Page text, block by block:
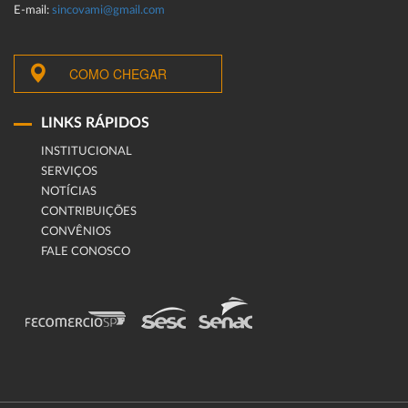
E-mail: sincovami@gmail.com
COMO CHEGAR
LINKS RÁPIDOS
INSTITUCIONAL
SERVIÇOS
NOTÍCIAS
CONTRIBUIÇÕES
CONVÊNIOS
FALE CONOSCO